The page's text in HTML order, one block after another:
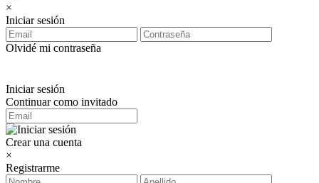
×
Iniciar sesión
Olvidé mi contraseña
Iniciar sesión
Continuar como invitado
Crear una cuenta
×
Registrarme